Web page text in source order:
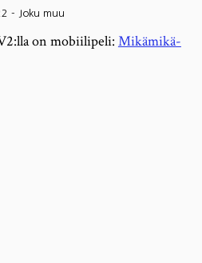
- Joku muu
on mobiilipeli: Mikämikä-